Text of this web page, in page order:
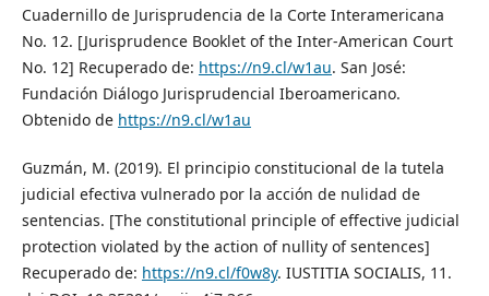
Cuadernillo de Jurisprudencia de la Corte Interamericana
No. 12. [Jurisprudence Booklet of the Inter-American Court
No. 12] Recuperado de: https://n9.cl/w1au. San José:
Fundación Diálogo Jurisprudencial Iberoamericano.
Obtenido de https://n9.cl/w1au
Guzmán, M. (2019). El principio constitucional de la tutela
judicial efectiva vulnerado por la acción de nulidad de
sentencias. [The constitutional principle of effective judicial
protection violated by the action of nullity of sentences]
Recuperado de: https://n9.cl/f0w8y. IUSTITIA SOCIALIS, 11.